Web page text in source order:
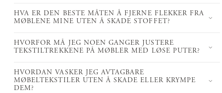
HVA ER DEN BESTE MÅTEN Å FJERNE FLEKKER FRA
MØBLENE MINE UTEN Å SKADE STOFFET?
HVORFOR MÅ JEG NOEN GANGER JUSTERE
TEKSTILTREKKENE PÅ MØBLER MED LØSE PUTER?
HVORDAN VASKER JEG AVTAGBARE
MØBELTEKSTILER UTEN Å SKADE ELLER KRYMPE
DEM?